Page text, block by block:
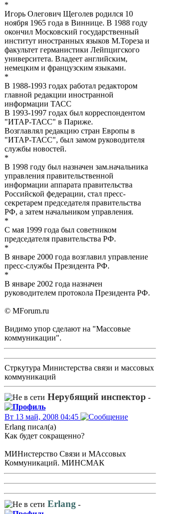
*
Игорь Олегович Щеголев родился 10
ноября 1965 года в Виннице. В 1988 году
окончил Московский государственный
институт иностранных языков М.Тореза и
факультет германистики Лейпцигского
университета. Владеет английским,
немецким и французским языками.
*
В 1988-1993 годах работал редактором
главной редакции иностранной
информации ТАСС
В 1993-1997 годах был корреспондентом
"ИТАР-ТАСС" в Париже.
Возглавлял редакцию стран Европы в
"ИТАР-ТАСС", был замом руководителя
службы новостей.
*
В 1998 году был назначен зам.начальника
управления правительственной
информации аппарата правительства
Российской федерации, стал пресс-
секретарем председателя правительства
РФ, а затем начальником управления.
*
С мая 1999 года был советником
председателя правительства РФ.
*
В январе 2000 года возглавил управление
пресс-службы Президента РФ.
*
В январе 2002 года назначен
руководителем протокола Президента РФ.
© MForum.ru
Видимо упор сделают на "Массовые
коммуникации".
Стркутура Министерства связи и массовых
коммуникаций
Нерубящий инспектор -
Вт 13 май, 2008 04:45
Erlang писал(а)
Как будет сокращенно?
МИНистерство Связи и МАссовых
Коммуникаций. МИНСМАК
Erlang -